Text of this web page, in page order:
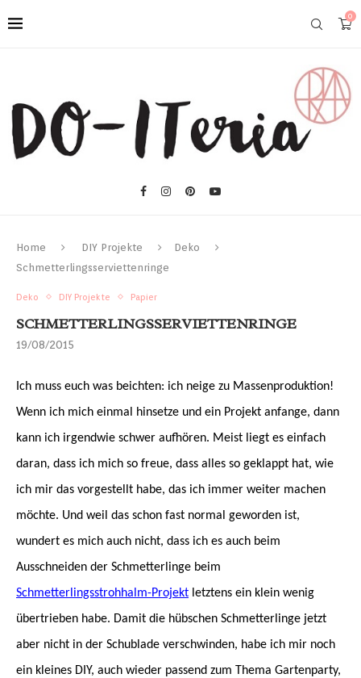
0
Home DIY Projekte
Deko
Schmetterlingsserviettenringe
Deko DIY Projekte Papier
SCHMETTERLINGSSERVIETTENRINGE
19/08/2015
Ich muss euch was beichten: ich neige zu Massenproduktion!
Wenn ich mich einmal hinsetze und ein Projekt anfange, dann
kann ich irgendwie schwer aufhören. Meist liegt es einfach
daran, dass ich mich so freue, dass alles so geklappt hat, wie
ich mir das vorgestellt habe, das ich immer weiter machen
möchte. Und weil das schon fast normal geworden ist,
wundert es mich auch nicht, dass ich es auch beim
Ausschneiden der Schmetterlinge beim
Schmetterlingsstrohhalm-Projekt letztens ein klein wenig
übertrieben habe. Damit die hübschen Schmetterlinge jetzt
aber nicht in der Schublade verschwinden, habe ich mir noch
ein kleines DIY, auch wieder passend zum Thema Gartenparty,